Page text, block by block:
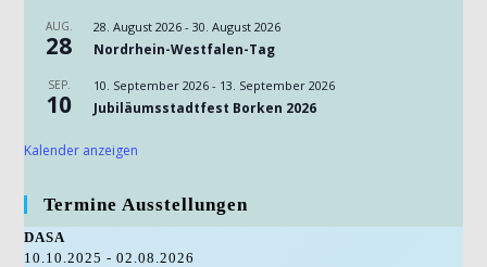
AUG.
28
28. August 2026 -30. August 2026
Nordrhein-Westfalen-Tag
SEP.
10
10. September 2026 - 13. September 2026
Jubiläumsstadtfest Borken 2026
Kalender anzeigen
Termine Ausstellungen
DASA
10.10.2025 - 02.08.2026